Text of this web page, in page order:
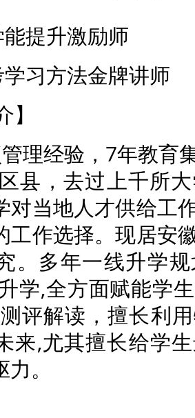
提升激励师
习方法金牌讲师
】
理经验，7年教育
县，去过上千所
对当地人才供给工
工作选择。现居安
。多年一线升学
学,全方面赋能学
评解读，擅长利
来,尤其擅长给学
。